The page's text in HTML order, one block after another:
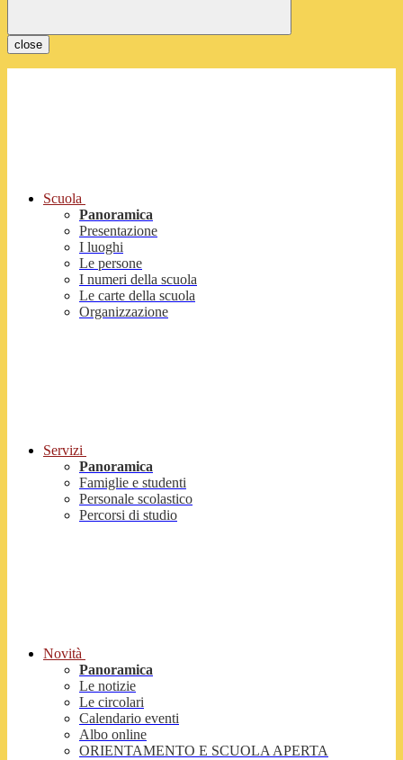
close
Scuola
Panoramica
Presentazione
I luoghi
Le persone
I numeri della scuola
Le carte della scuola
Organizzazione
Servizi
Panoramica
Famiglie e studenti
Personale scolastico
Percorsi di studio
Novità
Panoramica
Le notizie
Le circolari
Calendario eventi
Albo online
ORIENTAMENTO E SCUOLA APERTA